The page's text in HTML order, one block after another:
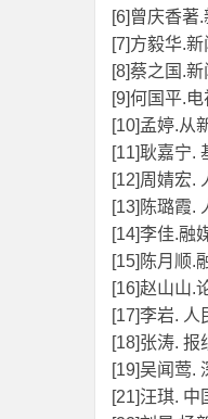
[6]曾庆香著
[7]方毅华.
[8]蔡之国.
[9]何国平.
[10]孟婷.从
[11]耿嘉宁.
[12]周婧宏.
[13]陈璐霞.
[14]李佳.融
[15]陈月顺.
[16]赵山山.
[17]李岩. 人
[18]张涛. 报
[19]吴闻莺.
[21]汪琪. 中